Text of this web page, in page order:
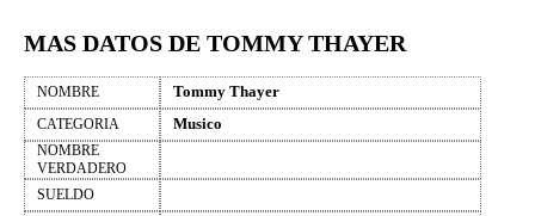
MAS DATOS DE TOMMY THAYER
NOMBRE Tommy Thayer
CATEGORIA Musico
NOMBRE
VERDADERO
SUELDO